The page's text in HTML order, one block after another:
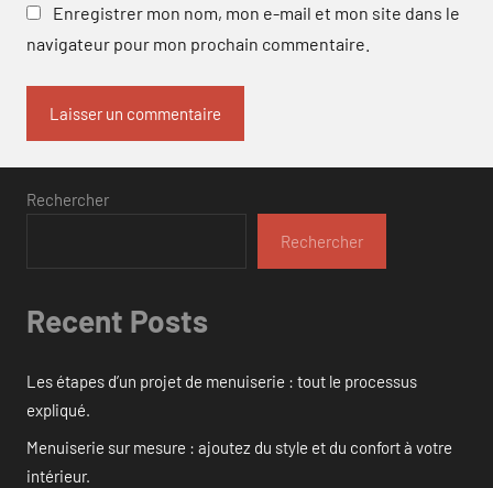
Enregistrer mon nom, mon e-mail et mon site dans le
navigateur pour mon prochain commentaire.
Rechercher
Rechercher
Recent Posts
Les étapes d’un projet de menuiserie : tout le processus
expliqué.
Menuiserie sur mesure : ajoutez du style et du confort à votre
intérieur.